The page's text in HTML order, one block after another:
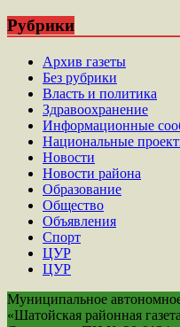
Рубрики
Архив газеты
Без рубрики
Власть и политика
Здравоохранение
Информационные
Национальные
Новости
Новости района
Образование
Общество
Объявления
Спорт
ЦУР
ЦУР
Муниципальное
«Шатойская районная